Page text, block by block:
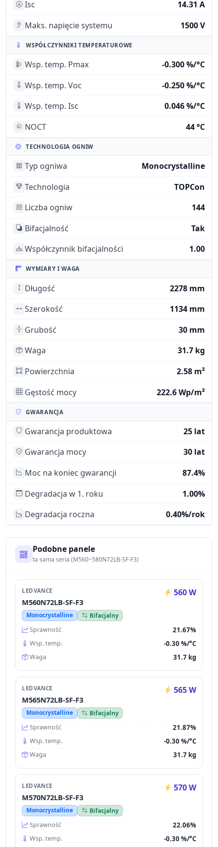
Isc
14.31 A
Maks. napięcie systemu
1500 V
WSPÓŁCZYNNIKI TEMPERATUROWE
Wsp. temp. Pmax
-0.300 %/°C
Wsp. temp. Voc
-0.250 %/°C
Wsp. temp. Isc
0.046 %/°C
NOCT
44 °C
TECHNOLOGIA OGNIW
Typ ogniwa
Monocrystalline
Technologia
TOPCon
Liczba ogniw
144
Bifacjalność
Tak
Współczynnik bifacjalności
1.00
WYMIARY I WAGA
Długość
2278 mm
Szerokość
1134 mm
Grubość
30 mm
Waga
31.7 kg
Powierzchnia
2.58 m²
Gęstość mocy
222.6 Wp/m²
GWARANCJA
Gwarancja produktowa
25 lat
Gwarancja mocy
30 lat
Moc na koniec gwarancji
87.4%
Degradacja w 1. roku
1.00%
Degradacja roczna
0.40%/rok
Podobne panele
ta sama seria (M560~580N72LB-SF-F3)
LEDVANCE 560 W
M560N72LB-SF-F3
Monocrystalline
Bifacjalny
Sprawność
21.67%
Wsp. temp. -0.30 %/°C
Waga 31.7 kg
LEDVANCE 565 W
M565N72LB-SF-F3
Monocrystalline
Bifacjalny
Sprawność
21.87%
Wsp. temp. -0.30 %/°C
Waga 31.7 kg
LEDVANCE 570 W
M570N72LB-SF-F3
Monocrystalline
Bifacjalny
Sprawność
22.06%
Wsp. temp. -0.30 %/°C